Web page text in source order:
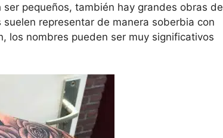
pequeños, también hay grandes obras de
suelen representar de manera soberbia con
los nombres pueden ser muy significativos